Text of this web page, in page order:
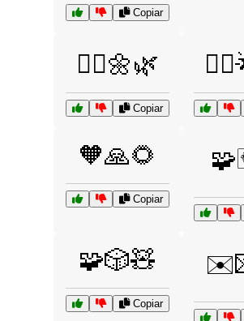
Copiar
🧘‍♀️🌼🌿
Copiar
🧡🙏🌻
Copiar
🧩🎲🧸
Copiar